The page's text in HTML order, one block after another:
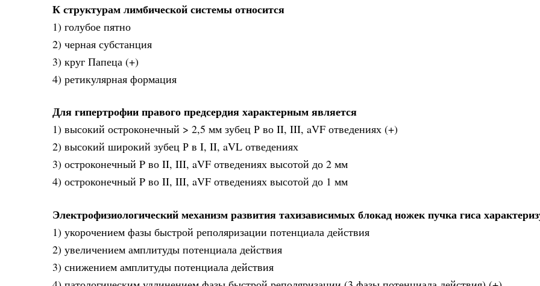
К структурам лимбической системы относится
1) голубое пятно
2) черная субстанция
3) круг Папеца (+)
4) ретикулярная формация
Для гипертрофии правого предсердия характерным является
1) высокий остроконечный > 2,5 мм зубец Р во II, III, aVF отведениях (+)
2) высокий широкий зубец Р в I, II, aVL отведениях
3) остроконечный P во II, III, aVF отведениях высотой до 2 мм
4) остроконечный P во II, III, aVF отведениях высотой до 1 мм
Электрофизиологический механизм развития тахизависимых блокад ножек пучка гиса
1) укорочением фазы быстрой реполяризации потенциала действия
2) увеличением амплитуды потенциала действия
3) снижением амплитуды потенциала действия